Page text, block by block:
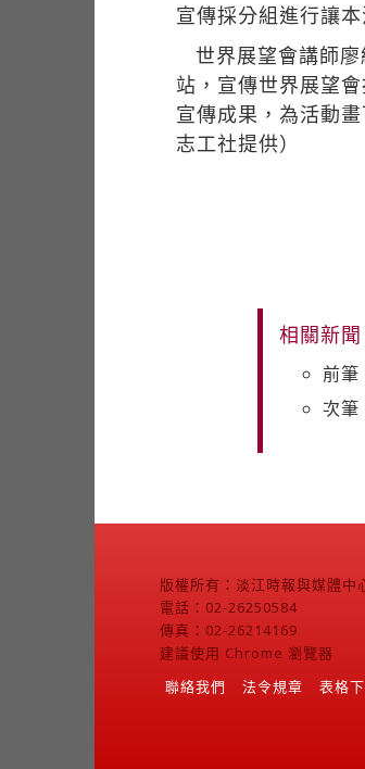
宣傳採分組進行讓
世界展望會講師
站，宣傳世界展望
宣傳成果，為活動
志工社提供）
相關新聞
前筆
次筆
版權所有：淡江時報與媒體中
電話：02-26250584
傳真：02-26214169
建議使用 Chrome 瀏覽器
聯絡我們
法令規章 表格